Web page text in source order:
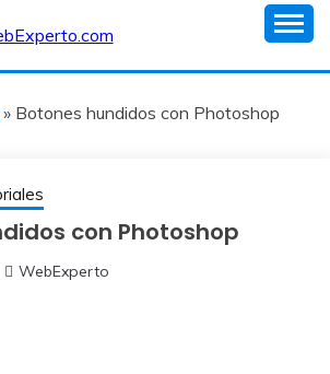
» Botones hundidos con Photoshop
con Photoshop
WebExperto